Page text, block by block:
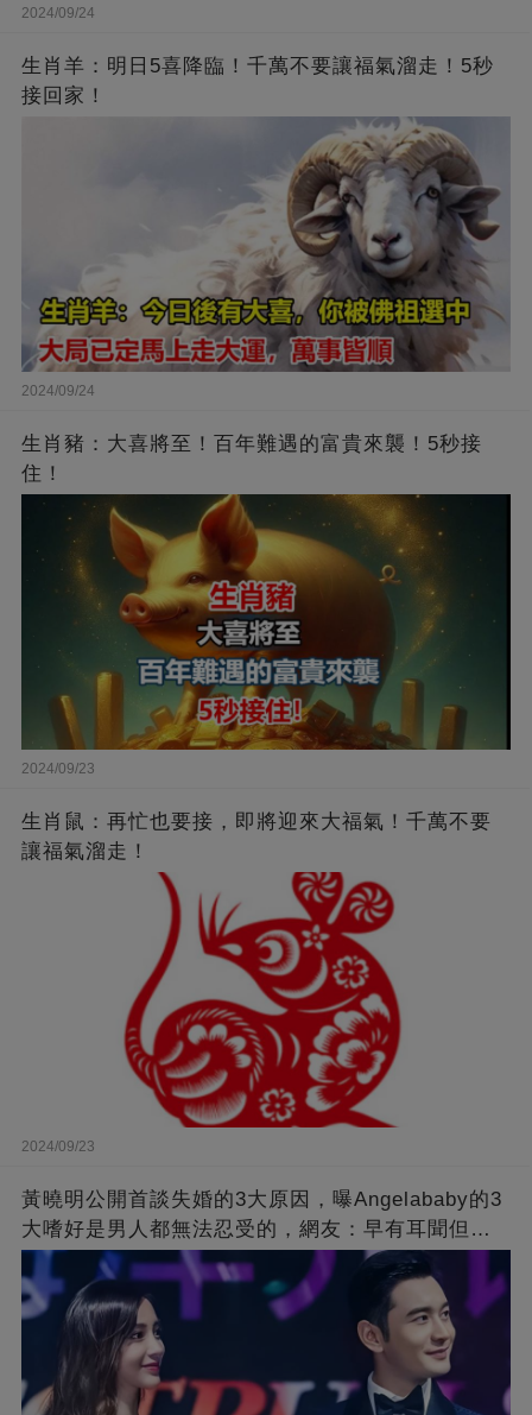
2024/09/24
生肖羊：明日5喜降臨！千萬不要讓福氣溜走！5秒
接回家！
2024/09/24
生肖豬：大喜將至！百年難遇的富貴來襲！5秒接
住！
2024/09/23
生肖鼠：再忙也要接，即將迎來大福氣！千萬不要
讓福氣溜走！
2024/09/23
黃曉明公開首談失婚的3大原因，曝Angelababy的3
大嗜好是男人都無法忍受的，網友：早有耳聞但想
不到那麼嚴重！